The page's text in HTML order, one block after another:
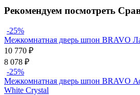
Рекомендуем посмотреть
-25%
Межкомнатная дверь шпон BRAVO
10 770 ₽
8 078 ₽
-25%
Межкомнатная дверь шпон BRAVO
White Сrystal